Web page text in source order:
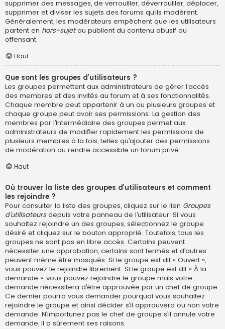
supprimer des messages, de verrouiller, déverrouiller, déplacer,
supprimer et diviser les sujets des forums qu’ils modèrent.
Généralement, les modérateurs empêchent que les utilisateurs
partent en hors-sujetou publient du contenu abusif ou
offensant.
Haut
Que sont les groupes d’utilisateurs ?
Les groupes permettent aux administrateurs de gérer l’accès
des membres et des invités au forum et à ses fonctionnalités.
Chaque membre peut appartenir à un ou plusieurs groupes et
chaque groupe peut avoir ses permissions. La gestion des
membres par l’intermédiaire des groupes permet aux
administrateurs de modifier rapidement les permissions de
plusieurs membres à la fois, telles qu’ajouter des permissions
de modération ou rendre accessible un forum privé.
Haut
Où trouver la liste des groupes d’utilisateurs et comment
les rejoindre ?
Pour consulter la liste des groupes, cliquez sur le lien Groupes
d’utilisateursdepuis votre panneau de l’utilisateur. Si vous
souhaitez rejoindre un des groupes, sélectionnez le groupe
désiré et cliquez sur le bouton approprié. Toutefois, tous les
groupes ne sont pas en libre accès. Certains peuvent
nécessiter une approbation, certains sont fermés et d’autres
peuvent même être masqués. Si le groupe est dit « Ouvert »,
vous pouvez le rejoindre librement. Si le groupe est dit « À la
demande », vous pouvez rejoindre le groupe mais votre
demande nécessitera d’être approuvée par un chef de groupe.
Ce dernier pourra vous demander pourquoi vous souhaitez
rejoindre le groupe et ainsi décider s’il approuvera ou non votre
demande. N’importunez pas le chef de groupe s’il annule votre
demande, il a sûrement ses raisons.